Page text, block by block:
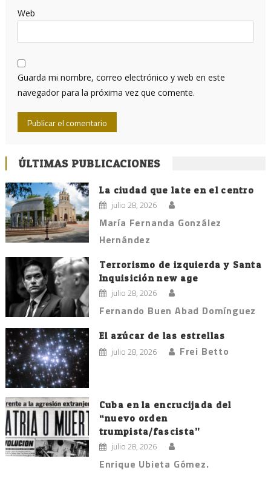
Web
Guarda mi nombre, correo electrónico y web en este
navegador para la próxima vez que comente.
ÚLTIMAS PUBLICACIONES
La ciudad que late en el centro
julio 28, 2026
María Fernanda González
Hernández
Terrorismo de izquierda y Santa
Inquisición new age
julio 28, 2026
Fernando Buen Abad Domínguez
El azúcar de las estrellas
julio 28, 2026 Frei Betto
Cuba en la encrucijada del
“nuevo orden
trumpista/fascista”
julio 28, 2026
Enrique Ubieta Gómez.